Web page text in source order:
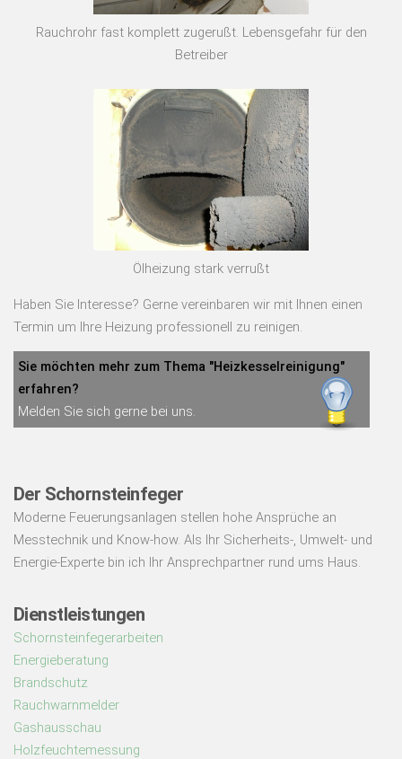
Rauchrohr fast komplett zugerußt. Lebensgefahr für den
Betreiber
Ölheizung stark verrußt
Haben Sie Interesse? Gerne vereinbaren wir mit Ihnen einen
Termin um Ihre Heizung professionell zu reinigen.
Sie möchten mehr zum Thema "Heizkesselreinigung"
erfahren?
Melden Sie sich gerne bei uns.
Der Schornsteinfeger
Moderne Feuerungsanlagen stellen hohe Ansprüche an
Messtechnik und Know-how. Als Ihr Sicherheits-, Umwelt- und
Energie-Experte bin ich Ihr Ansprechpartner rund ums Haus.
Dienstleistungen
Schornsteinfegerarbeiten
Energieberatung
Brandschutz
Rauchwarnmelder
Gashausschau
Holzfeuchtemessung